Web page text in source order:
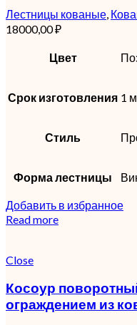
Лестницы кованые,
18000,00₽
Цвет
Срок изготовления 1
Стиль
Форма лестницы
Добавить в избранное
Read more
Close
Косоур
ограждением из